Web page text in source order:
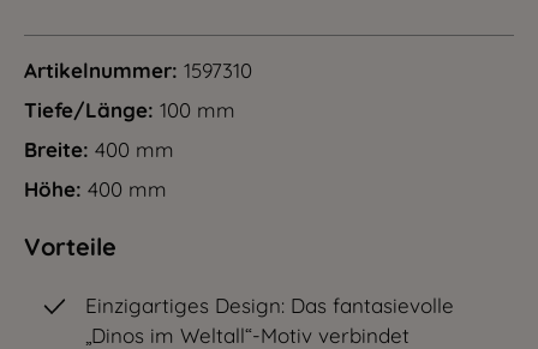
Artikelnummer: 1597310
Tiefe/Länge: 100 mm
Breite: 400 mm
Höhe: 400 mm
Vorteile
Einzigartiges Design: Das fantasievolle
„Dinos im Weltall“-Motiv verbindet